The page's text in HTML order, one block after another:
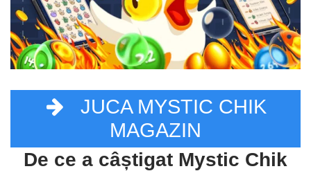
JUCA MYSTIC CHIK
MAGAZIN
De ce a câștigat Mystic Chik